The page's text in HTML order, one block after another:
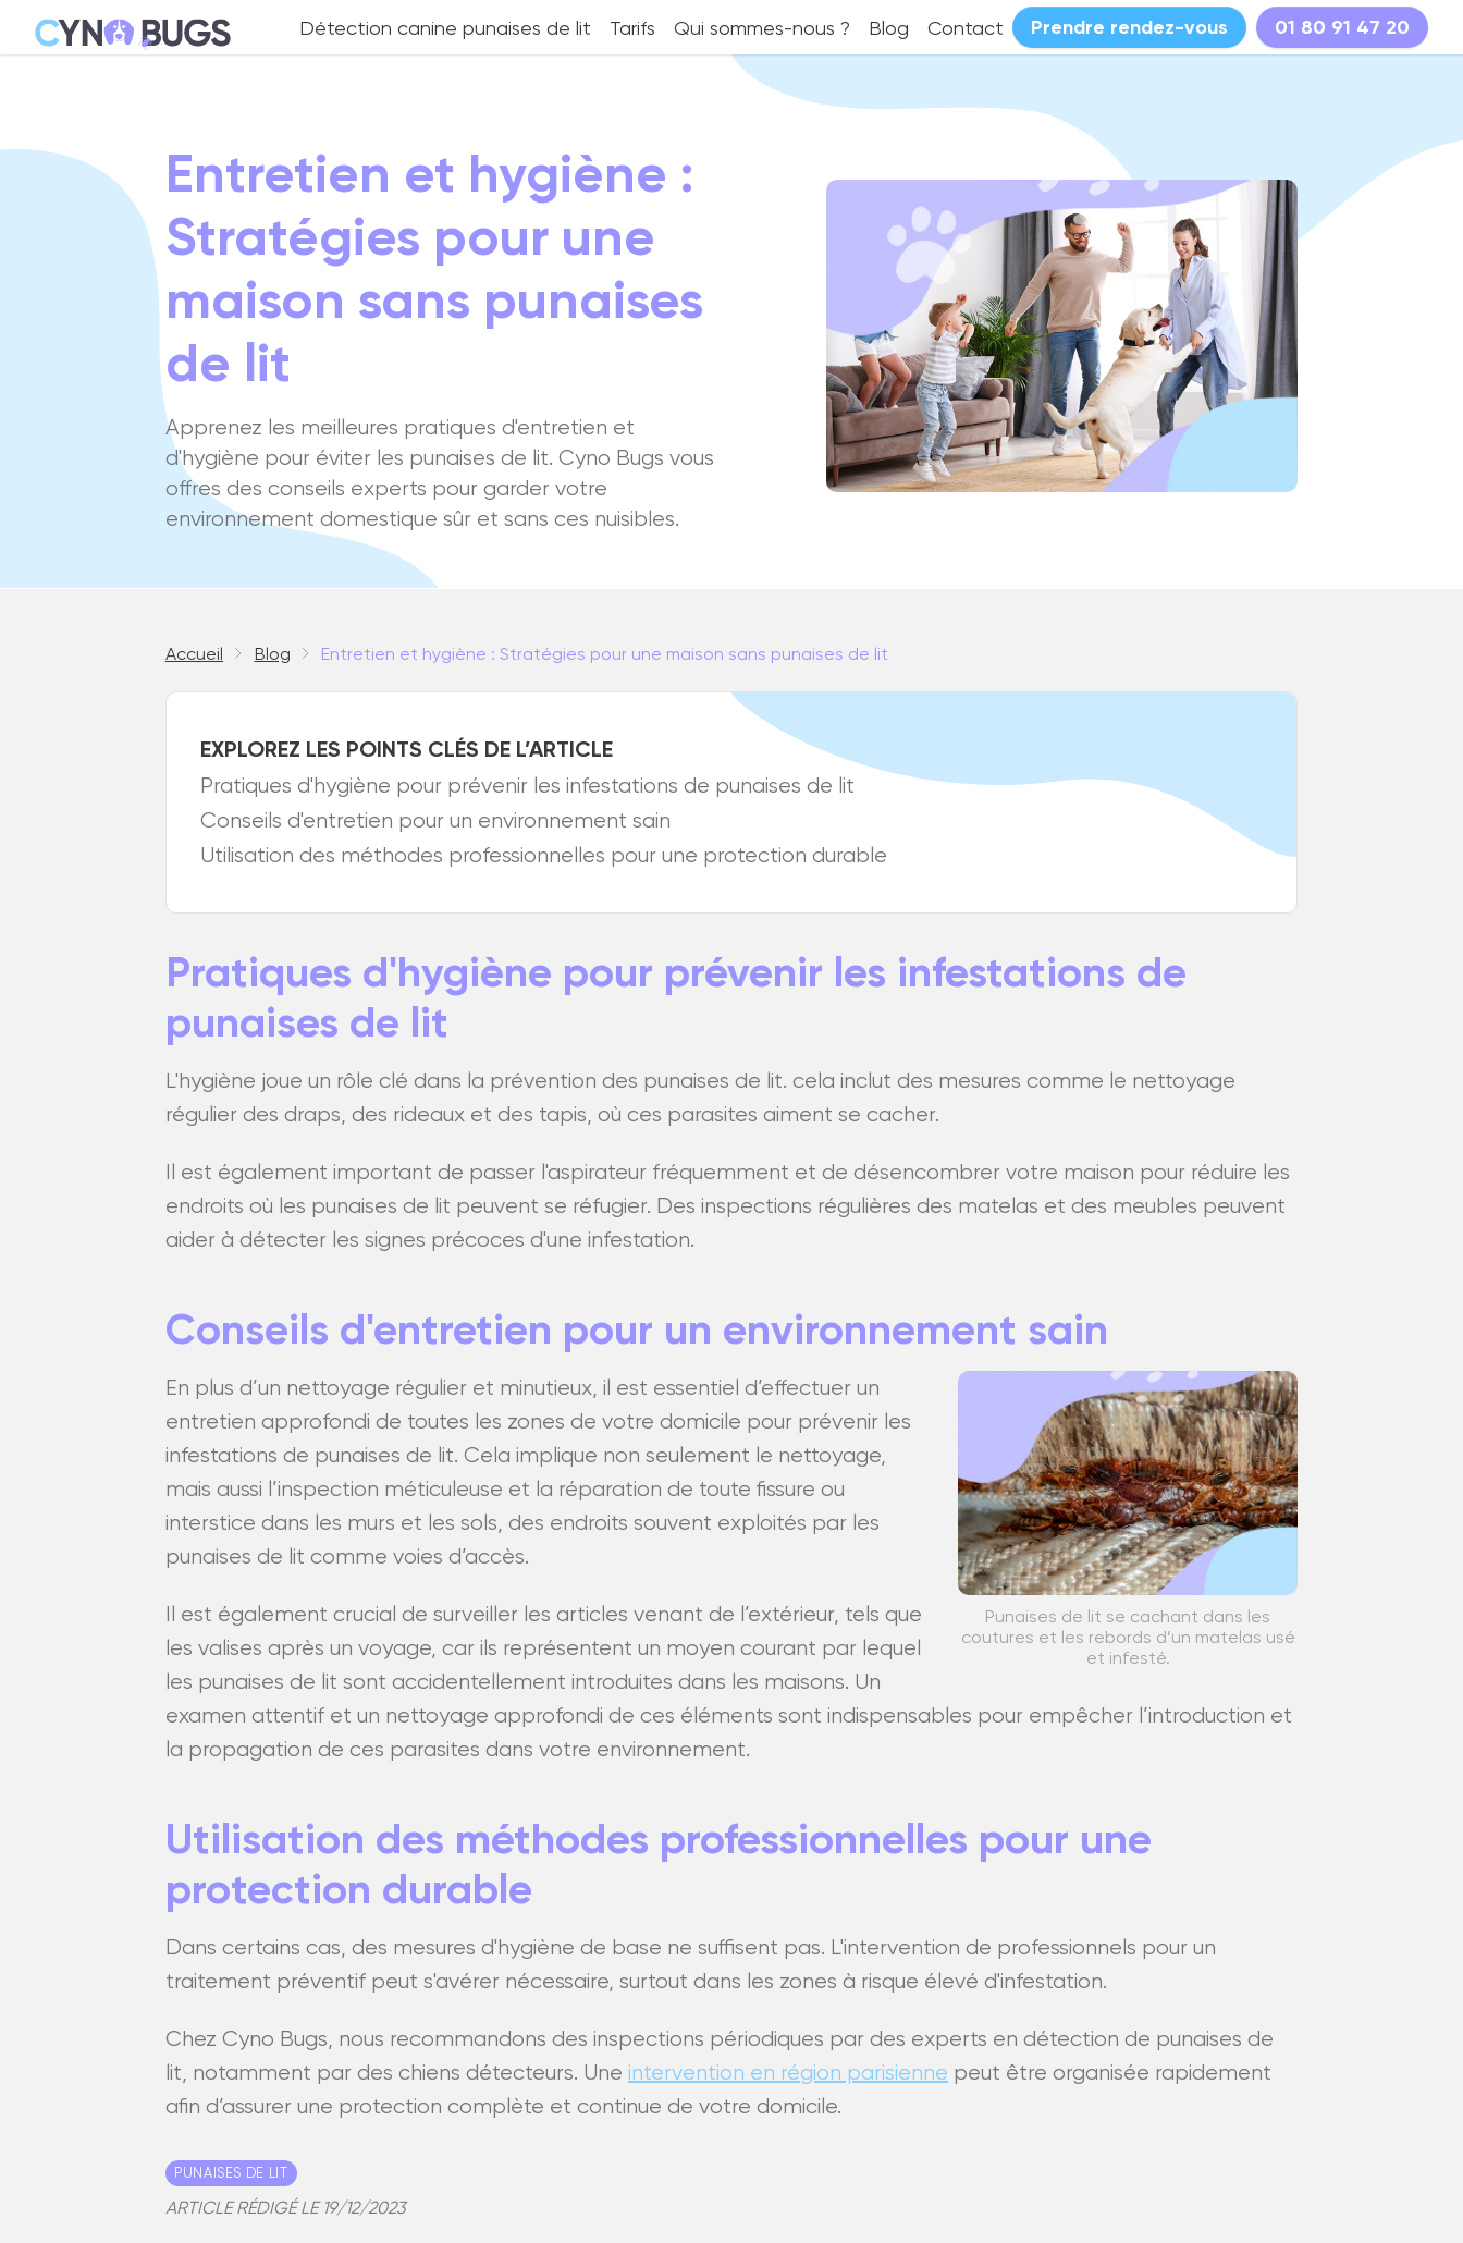
Détection canine punaises de lit Tarifs Qui sommes-nous ? Blog Contact Prendre rendez-vous 01 80 91 47 20
Entretien et hygiène :
Stratégies pour une
maison sans punaises
de lit
Apprenez les meilleures pratiques d'entretien et
d'hygiène pour éviter les punaises de lit. Cyno Bugs vous
offres des conseils experts pour garder votre
environnement domestique sûr et sans ces nuisibles.
Accueil Blog Entretien et hygiène : Stratégies pour une maison sans punaises de lit
EXPLOREZ LES POINTS CLÉS DE L’ARTICLE
Pratiques d'hygiène pour prévenir les infestations de punaises de lit
Conseils d'entretien pour un environnement sain
Utilisation des méthodes professionnelles pour une protection durable
Pratiques d'hygiène pour prévenir les infestations de
punaises de lit
L'hygiène joue un rôle clé dans la prévention des punaises de lit. cela inclut des mesures comme le nettoyage
régulier des draps, des rideaux et des tapis, où ces parasites aiment se cacher.
Il est également important de passer l'aspirateur fréquemment et de désencombrer votre maison pour réduire les
endroits où les punaises de lit peuvent se réfugier. Des inspections régulières des matelas et des meubles peuvent
aider à détecter les signes précoces d'une infestation.
Conseils d'entretien pour un environnement sain
Punaises de lit se cachant dans les
coutures et les rebords d’un matelas usé
et infesté.
En plus d’un nettoyage régulier et minutieux, il est essentiel d’effectuer un
entretien approfondi de toutes les zones de votre domicile pour prévenir les
infestations de punaises de lit. Cela implique non seulement le nettoyage,
mais aussi l’inspection méticuleuse et la réparation de toute fissure ou
interstice dans les murs et les sols, des endroits souvent exploités par les
punaises de lit comme voies d’accès.
Il est également crucial de surveiller les articles venant de l’extérieur, tels que
les valises après un voyage, car ils représentent un moyen courant par lequel
les punaises de lit sont accidentellement introduites dans les maisons. Un
examen attentif et un nettoyage approfondi de ces éléments sont indispensables pour empêcher l’introduction et
la propagation de ces parasites dans votre environnement.
Utilisation des méthodes professionnelles pour une
protection durable
Dans certains cas, des mesures d'hygiène de base ne suffisent pas. L'intervention de professionnels pour un
traitement préventif peut s'avérer nécessaire, surtout dans les zones à risque élevé d'infestation.
Chez Cyno Bugs, nous recommandons des inspections périodiques par des experts en détection de punaises de
lit, notamment par des chiens détecteurs. Une intervention en région parisienne peut être organisée rapidement
afin d’assurer une protection complète et continue de votre domicile.
PUNAISES DE LIT
ARTICLE RÉDIGÉ LE 19/12/2023